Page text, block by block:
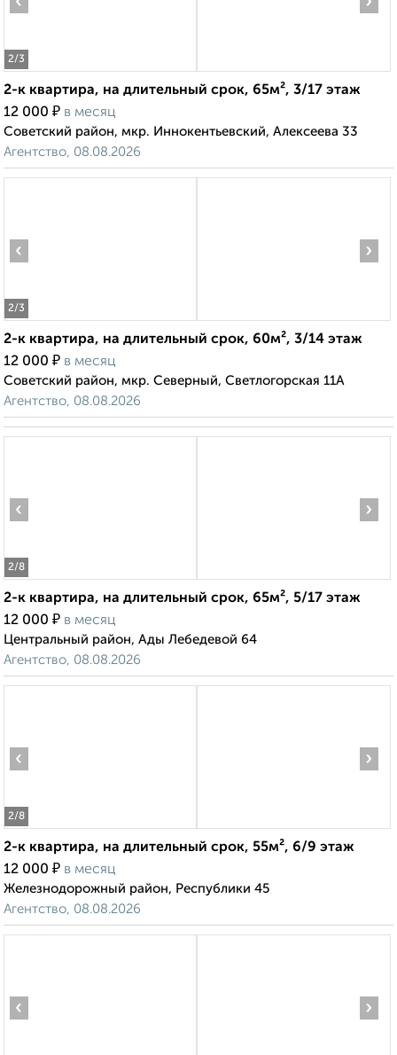
2/3
2-к квартира, на длительный срок, 65м², 3/17 этаж
12 000 ₽ в месяц
Советский район, мкр. Иннокентьевский, Алексеева 33
Агентство, 08.08.2026
2/3
‹ ›
2-к квартира, на длительный срок, 60м², 3/14 этаж
12 000 ₽ в месяц
Советский район, мкр. Северный, Светлогорская 11А
Агентство, 08.08.2026
2/8
‹ ›
2-к квартира, на длительный срок, 65м², 5/17 этаж
12 000 ₽ в месяц
Центральный район, Ады Лебедевой 64
Агентство, 08.08.2026
2/8
‹ ›
2-к квартира, на длительный срок, 55м², 6/9 этаж
12 000 ₽ в месяц
Железнодорожный район, Республики 45
Агентство, 08.08.2026
‹ ›